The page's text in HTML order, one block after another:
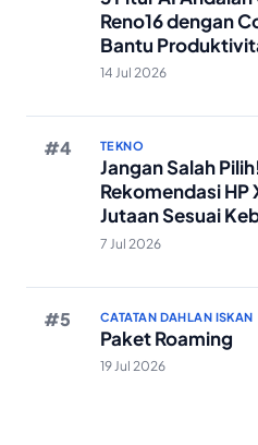
Reno16 dengan
Bantu
Edit Foto Lebih
14 Jul 2026
TEKNO
Jangan Salah
Rekomendasi HP
Jutaan Sesuai
Anda
7 Jul 2026
CATATAN DAHLAN ISKAN
Paket Roaming
19 Jul 2026